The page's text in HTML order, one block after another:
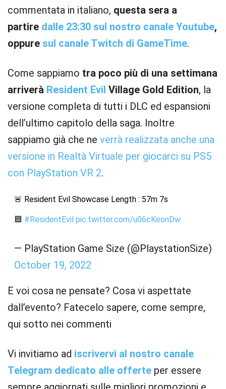
commentata in italiano, questa sera a
partire dalle 23:30 sul nostro canale Youtube,
oppure sul canale Twitch di GameTime.
Come sappiamo tra poco più di una settimana
arriverà Resident Evil Village Gold Edition, la
versione completa di tutti i DLC ed espansioni
dell’ultimo capitolo della saga. Inoltre
sappiamo già che ne verrà realizzata anche una
versione in Realtà Virtuale per giocarci su PS5
con PlayStation VR 2.
🚨 Resident Evil Showcase Length : 57m 7s
🟦 #ResidentEvil pic.twitter.com/u06cKeonDw
— PlayStation Game Size (@PlaystationSize)
October 19, 2022
E voi cosa ne pensate? Cosa vi aspettate
dall’evento? Fatecelo sapere, come sempre,
qui sotto nei commenti
Vi invitiamo ad iscrivervi al nostro canale
Telegram dedicato alle offerte per essere